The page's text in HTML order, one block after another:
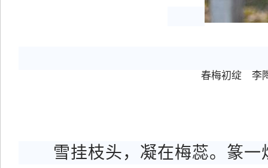
春梅初绽 李
雪挂枝头，凝在梅蕊。篆一